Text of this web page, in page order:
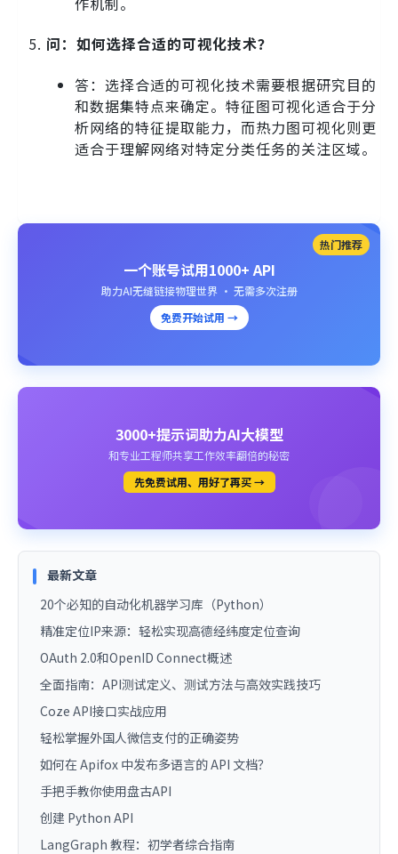
问：如何选择合适的可视化技术？
答：选择合适的可视化技术需要根据研究目的
和数据集特点来确定。特征图可视化适合于分
析网络的特征提取能力，而热力图可视化则更
适合于理解网络对特定分类任务的关注区域。
热门推荐
一个账号试用1000+ API
助力AI无缝链接物理世界 · 无需多次注册
免费开始试用 →
3000+提示词助力AI大模型
和专业工程师共享工作效率翻倍的秘密
先免费试用、用好了再买 →
最新文章
20个必知的自动化机器学习库（Python）
精准定位IP来源：轻松实现高德经纬度定位查询
OAuth 2.0和OpenID Connect概述
全面指南：API测试定义、测试方法与高效实践技巧
Coze API接口实战应用
轻松掌握外国人微信支付的正确姿势
如何在 Apifox 中发布多语言的 API 文档？
手把手教你使用盘古API
创建 Python API
LangGraph 教程：初学者综合指南